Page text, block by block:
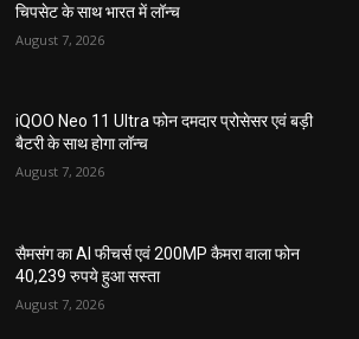
चिपसेट के साथ भारत में लॉन्च
August 7, 2026
iQOO Neo 11 Ultra फोन दमदार प्रोसेसर एवं बड़ी
बैटरी के साथ होगा लॉन्च
August 7, 2026
सैमसंग का AI फीचर्स एवं 200MP कैमरा वाला फोन
40,239 रुपये हुआ सस्ता
August 7, 2026